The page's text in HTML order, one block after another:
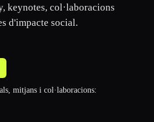
keynotes, col·laboracions
d'impacte social.
mitjans i col·laboracions: